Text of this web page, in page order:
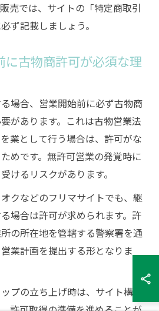
売では、サイトの「特定商取引
ず記載しましょう。
に古物商許可が必須な理
場合、営業開始前に必ず古物商
があります。これは古物営業法
業として行う場合は、許可がな
めです。無許可営業の発覚時に
けるリスクがあります。
クなどのフリマサイトでも、継
場合は許可が求められます。許
の所在地を管轄する警察署を通
業計画を提出する形となりま
プの立ち上げ時は、サイト構築